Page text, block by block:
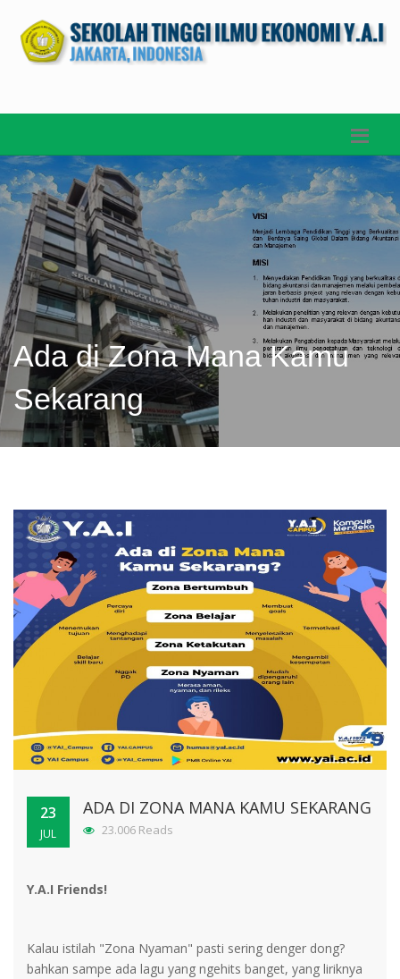
Ada di Zona Mana Kamu
Sekarang
23
JUL
ADA DI ZONA MANA KAMU SEKARANG
23.006 Reads
Y.A.I Friends!
Kalau istilah "Zona Nyaman" pasti sering denger dong?
bahkan sampe ada lagu yang ngehits banget, yang liriknya